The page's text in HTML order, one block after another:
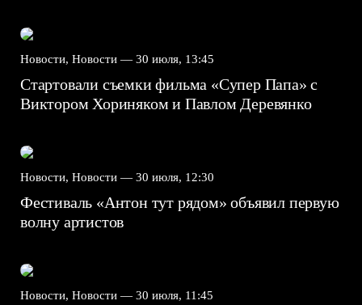
Новости, Новости — 30 июля, 13:45
Стартовали съемки фильма «Супер Папа» с
Виктором Хориняком и Павлом Деревянко
Новости, Новости — 30 июля, 12:30
Фестиваль «Антон тут рядом» объявил первую
волну артистов
Новости, Новости — 30 июля, 11:45